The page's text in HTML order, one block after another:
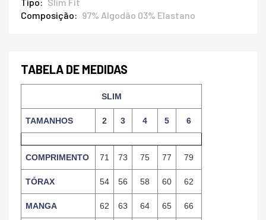
Composição
97% Algodão 03% Elastano
TABELA DE MEDIDAS
SLIM
TAMANHOS 2 3 4 5 6
COMPRIMENTO 71 73 75 77 79
TÓRAX 54 56 58 60 62
MANGA 62 63 64 65 66